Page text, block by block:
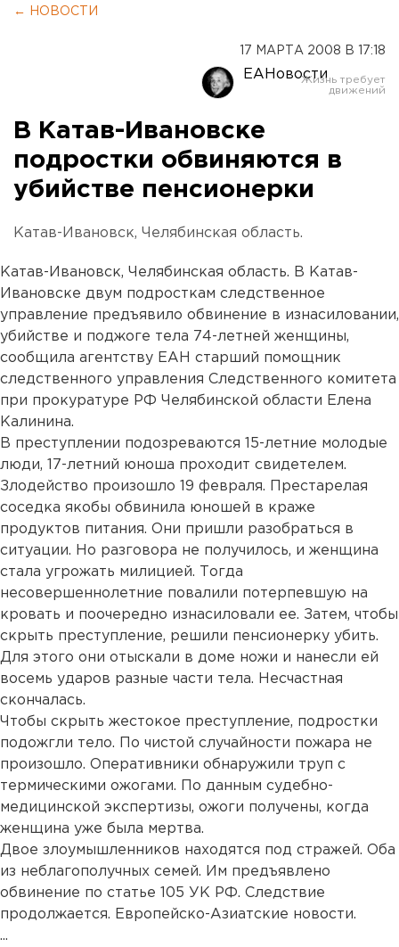
← НОВОСТИ
17 МАРТА 2008 В 17:18
ЕАНовости
В Катав-Ивановске
подростки обвиняются в
убийстве пенсионерки
Катав-Ивановск, Челябинская область.
Катав-Ивановск, Челябинская область. В Катав-
Ивановске двум подросткам следственное
управление предъявило обвинение в изнасиловании,
убийстве и поджоге тела 74-летней женщины,
сообщила агентству ЕАН старший помощник
следственного управления Следственного комитета
при прокуратуре РФ Челябинской области Елена
Калинина.
В преступлении подозреваются 15-летние молодые
люди, 17-летний юноша проходит свидетелем.
Злодейство произошло 19 февраля. Престарелая
соседка якобы обвинила юношей в краже
продуктов питания. Они пришли разобраться в
ситуации. Но разговора не получилось, и женщина
стала угрожать милицией. Тогда
несовершеннолетние повалили потерпевшую на
кровать и поочередно изнасиловали ее. Затем, чтобы
скрыть преступление, решили пенсионерку убить.
Для этого они отыскали в доме ножи и нанесли ей
восемь ударов разные части тела. Несчастная
скончалась.
Чтобы скрыть жестокое преступление, подростки
подожгли тело. По чистой случайности пожара не
произошло. Оперативники обнаружили труп с
термическими ожогами. По данным судебно-
медицинской экспертизы, ожоги получены, когда
женщина уже была мертва.
Двое злоумышленников находятся под стражей. Оба
из неблагополучных семей. Им предъявлено
обвинение по статье 105 УК РФ. Следствие
продолжается. Европейско-Азиатские новости.
...